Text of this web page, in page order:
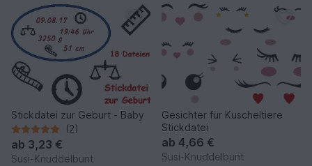
Stickdatei zur Geburt - Baby
(2)
ab 3,23 €
Susi-Knuddelbunt
Gesichter für Kuscheltiere
Stickdatei
ab 4,66 €
Susi-Knuddelbunt